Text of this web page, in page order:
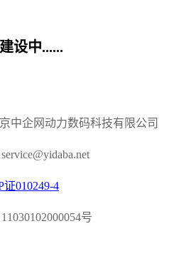
设中......
中企网动力数码科技有限公司
证010249-4
号